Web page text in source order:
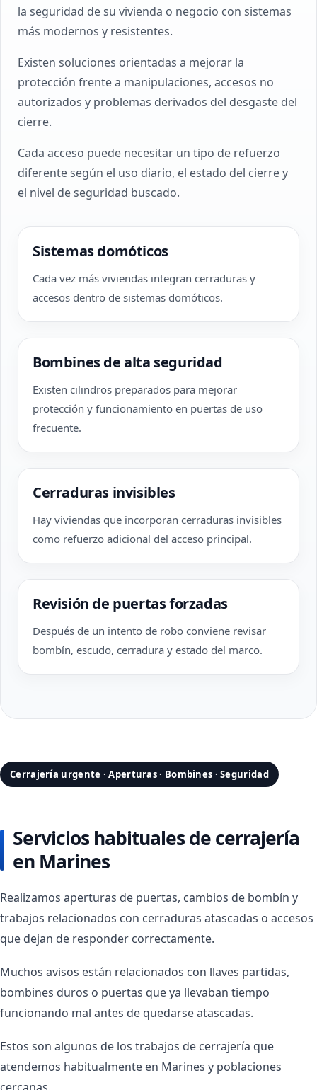
la seguridad de su vivienda o negocio con sistemas
más modernos y resistentes.
Existen soluciones orientadas a mejorar la
protección frente a manipulaciones, accesos no
autorizados y problemas derivados del desgaste del
cierre.
Cada acceso puede necesitar un tipo de refuerzo
diferente según el uso diario, el estado del cierre y
el nivel de seguridad buscado.
Sistemas domóticos
Cada vez más viviendas integran cerraduras y
accesos dentro de sistemas domóticos.
Bombines de alta seguridad
Existen cilindros preparados para mejorar
protección y funcionamiento en puertas de uso
frecuente.
Cerraduras invisibles
Hay viviendas que incorporan cerraduras invisibles
como refuerzo adicional del acceso principal.
Revisión de puertas forzadas
Después de un intento de robo conviene revisar
bombín, escudo, cerradura y estado del marco.
Cerrajería urgente · Aperturas · Bombines · Seguridad
Servicios habituales de cerrajería
en Marines
Realizamos aperturas de puertas, cambios de bombín y
trabajos relacionados con cerraduras atascadas o accesos
que dejan de responder correctamente.
Muchos avisos están relacionados con llaves partidas,
bombines duros o puertas que ya llevaban tiempo
funcionando mal antes de quedarse atascadas.
Estos son algunos de los trabajos de cerrajería que
atendemos habitualmente en Marines y poblaciones